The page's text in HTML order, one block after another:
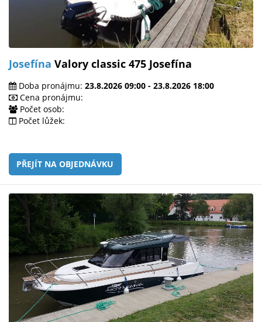
Josefína Valory classic 475 Josefína
Doba pronájmu: 23.8.2026 09:00 - 23.8.2026 18:00
Cena pronájmu:
Počet osob:
Počet lůžek:
PŘEJÍT NA OBJEDNÁVKU